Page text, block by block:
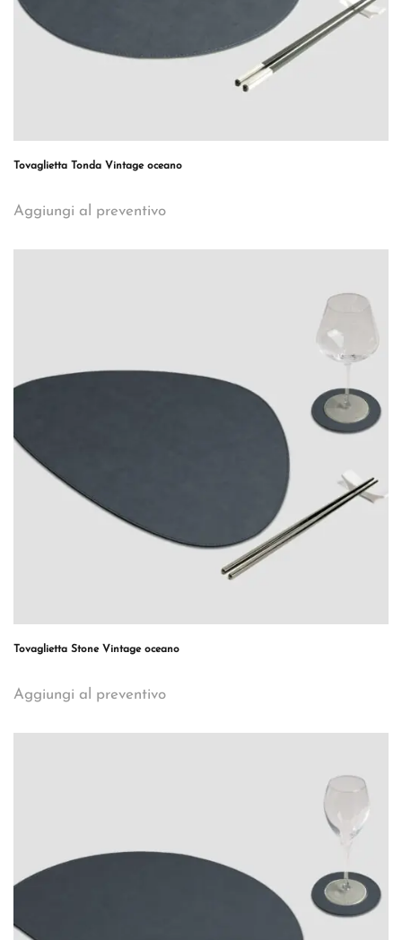
Tovaglietta Tonda Vintage oceano
Aggiungi al preventivo
Tovaglietta Stone Vintage oceano
Aggiungi al preventivo